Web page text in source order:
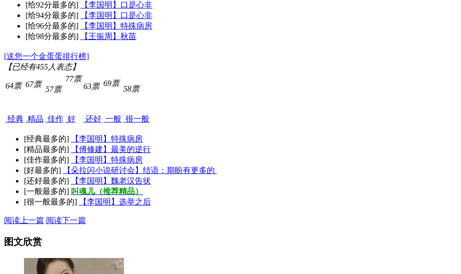
[给92分最多的]
【李国明】口是心非
[给94分最多的]
【李国明】口是心非
[给96分最多的]
【李国明】特殊病房
[给98分最多的]
【王振周】秋苗
[送您一个金蛋蛋排行榜]
【已经有455人表态】
64票
经典
67票
精品
57票
佳作
77票
好
63票
还好
69票
一般
58票
很一般
[经典最多的]
【李国明】特殊病房
[精品最多的]
【傅修建】最美的逆行
[佳作最多的]
【李国明】特殊病房
[好最多的]
【朵拉闪小说研讨会】结语：期盼有更多的
[还好最多的]
【李国明】魏老汉告状
[一般最多的] 叫魂儿（推荐精品）
[很一般最多的]
【李国明】选举之后
阅读上一篇 阅读下一篇
图文欣赏